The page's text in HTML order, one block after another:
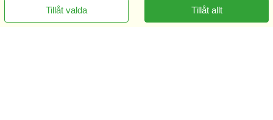
som att komma ihåg listan över favorithus.
Tillåt allt
Tillåt valda